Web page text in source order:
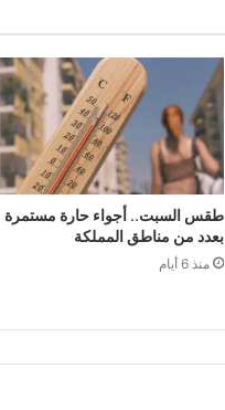
طقس السبت.. أجواء حارة مستمرة
بعدد من مناطق المملكة
منذ 6 أيام